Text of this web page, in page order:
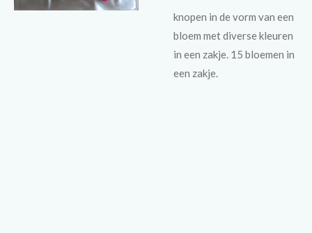
knopen in de vorm van een
bloem met diverse kleuren
in een zakje. 15 bloemen in
een zakje.